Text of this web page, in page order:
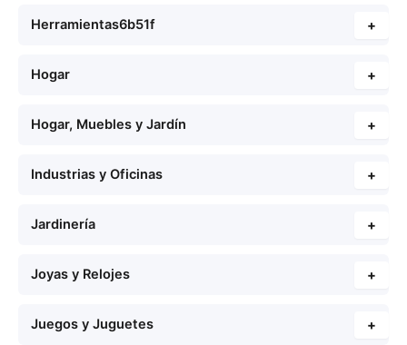
Herramientas6b51f +
Hogar +
Hogar, Muebles y Jardín +
Industrias y Oficinas +
Jardinería +
Joyas y Relojes +
Juegos y Juguetes +